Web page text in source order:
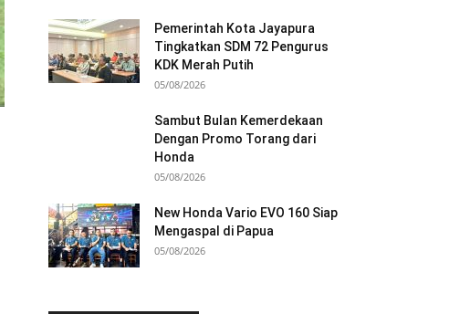
Pemerintah Kota Jayapura
Tingkatkan SDM 72 Pengurus
KDK Merah Putih
05/08/2026
Sambut Bulan Kemerdekaan
Dengan Promo Torang dari
Honda
05/08/2026
New Honda Vario EVO 160 Siap
Mengaspal di Papua
05/08/2026